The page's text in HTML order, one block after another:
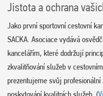
Jistota a ochrana
Jako první sportovní cestovní
SACKA. Asociace vydává
kancelářím, které dodržují
zkvalitňování služeb v
prezentujeme svůj
poskytování kvalitních služeb. (